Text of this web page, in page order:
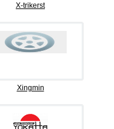
X-trikerst
Xingmin